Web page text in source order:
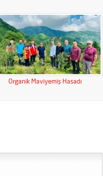
Organik Maviyemiş Hasadı